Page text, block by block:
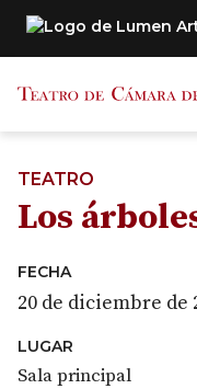
contenido
TEATRO
Los
FECHA
20 de diciembre de
LUGAR
Sala principal